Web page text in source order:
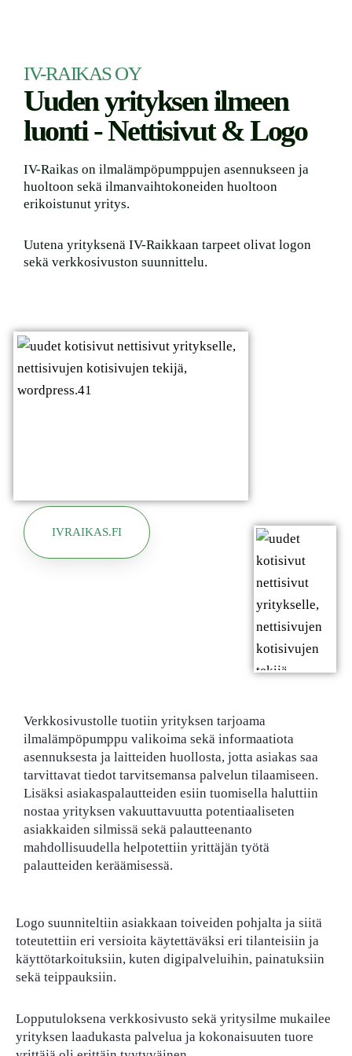
IV-RAIKAS OY
Uuden yrityksen ilmeen
luonti - Nettisivut & Logo
IV-Raikas on ilmalämpöpumppujen asennukseen ja
huoltoon sekä ilmanvaihtokoneiden huoltoon
erikoistunut yritys.
Uutena yrityksenä IV-Raikkaan tarpeet olivat logon
sekä verkkosivuston suunnittelu.
Verkkosivustolle tuotiin yrityksen tarjoama
ilmalämpöpumppu valikoima sekä informaatiota
asennuksesta ja laitteiden huollosta, jotta asiakas saa
tarvittavat tiedot tarvitsemansa palvelun tilaamiseen.
Lisäksi asiakaspalautteiden esiin tuomisella haluttiin
nostaa yrityksen vakuuttavuutta potentiaaliseten
asiakkaiden silmissä sekä palautteenanto
mahdollisuudella helpotettiin yrittäjän työtä
palautteiden keräämisessä.
IVRAIKAS.FI
Logo suunniteltiin asiakkaan toiveiden pohjalta ja siitä
toteutettiin eri versioita käytettäväksi eri tilanteisiin ja
käyttötarkoituksiin, kuten digipalveluihin, painatuksiin
sekä teippauksiin.
Lopputuloksena verkkosivusto sekä yritysilme mukailee
yrityksen laadukasta palvelua ja kokonaisuuten tuore